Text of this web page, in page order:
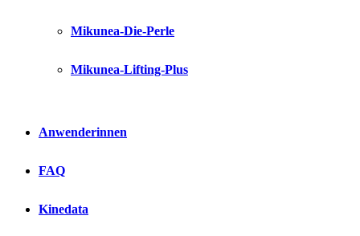
Mikunea-Die-Perle
Mikunea-Lifting-Plus
Anwenderinnen
FAQ
Kinedata